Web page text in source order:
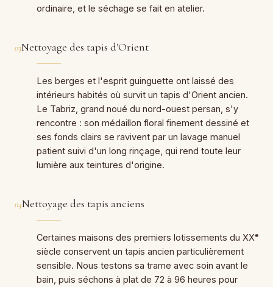
ordinaire, et le séchage se fait en atelier.
03Nettoyage des tapis d'Orient
Les berges et l'esprit guinguette ont laissé des
intérieurs habités où survit un tapis d'Orient ancien.
Le Tabriz, grand noué du nord-ouest persan, s'y
rencontre : son médaillon floral finement dessiné et
ses fonds clairs se ravivent par un lavage manuel
patient suivi d'un long rinçage, qui rend toute leur
lumière aux teintures d'origine.
04Nettoyage des tapis anciens
Certaines maisons des premiers lotissements du XXᵉ
siècle conservent un tapis ancien particulièrement
sensible. Nous testons sa trame avec soin avant le
bain, puis séchons à plat de 72 à 96 heures pour